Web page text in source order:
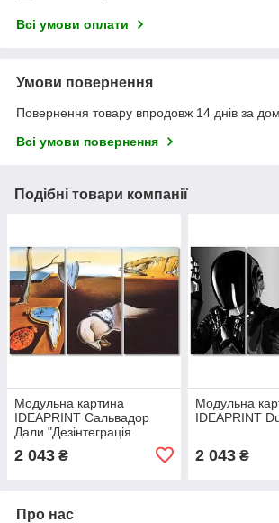
Всі умови оплати
Умови повернення
Повернення товару впродовж 14 днів за
Всі умови повернення
Подібні товари компанії
Модульна картина
IDEAPRINT Сальвадор
Дали "Дезінтеграція
репродукція
2 043 ₴
Модульна
IDEAPRINT
2 043₴
Про нас